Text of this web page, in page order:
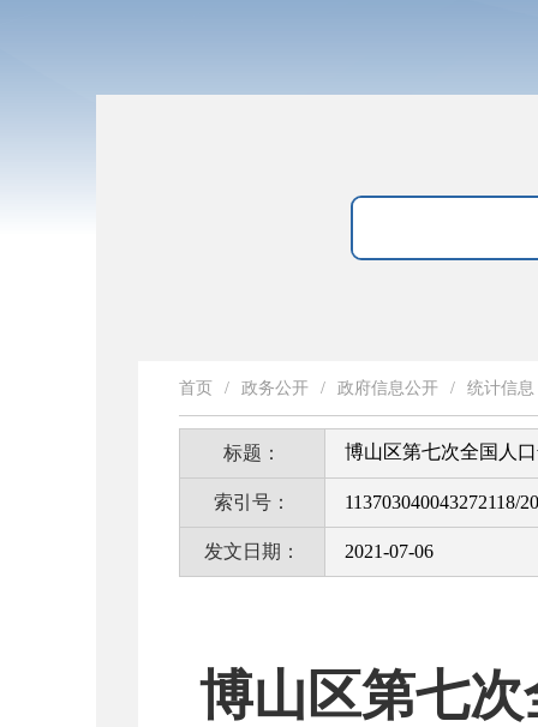
首页 / 政务公开 / 政府信息公开 / 统计信息
标题： 博山区第七次全国人
索引号： 113703040043272118/
发文日期： 2021-07-06
博山区第七